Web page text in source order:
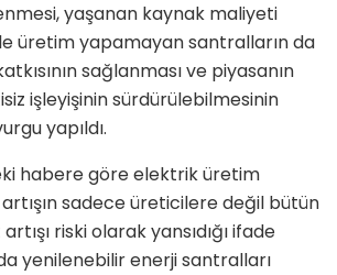
yaşanan kaynak maliyeti
üretim yapamayan santralların da
sağlanması ve piyasanın
işleyişinin sürdürülebilmesinin
yapıldı.
habere göre elektrik üretim
sadece üreticilere değil bütün
riski olarak yansıdığı ifade
yenilenebilir enerji santralları